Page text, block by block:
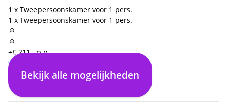
1 x Tweepersoonskamer voor 1 pers.
1 x Tweepersoonskamer voor 1 pers.
+€ 211,- p.p.
Enkel logies
€ 0,- p.p.
Logies en ontbijt
Bekijk alle mogelijkheden